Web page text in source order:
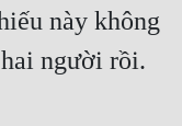
này không
người rồi.